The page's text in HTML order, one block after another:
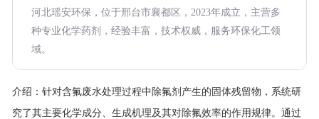
河北瑶安环保，位于邢台市襄都区，2023年成立，主营多
种专业化学药剂，经验丰富，技术权威，服务环保化工领
域。
介绍： 针对含氟废水处理过程中除氟剂产生的固体残留物，系统研
究了其主要化学成分、生成机理及其对除氟效率的作用规律。通过